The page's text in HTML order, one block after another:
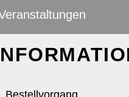
Bestellvorgang